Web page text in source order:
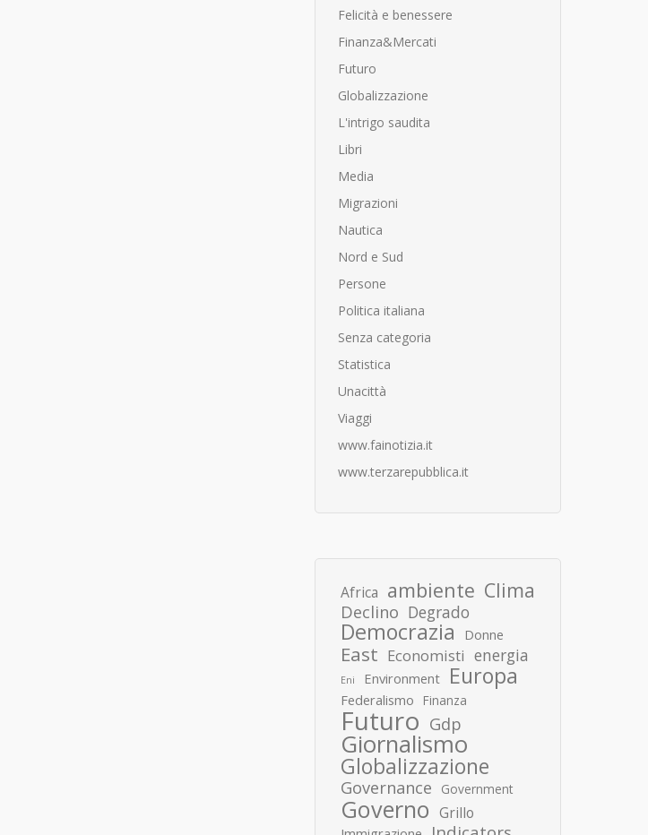
Felicità e benessere
Finanza&Mercati
Futuro
Globalizzazione
L'intrigo saudita
Libri
Media
Migrazioni
Nautica
Nord e Sud
Persone
Politica italiana
Senza categoria
Statistica
Unacittà
Viaggi
www.fainotizia.it
www.terzarepubblica.it
Africa ambiente Clima
Declino Degrado
Democrazia Donne
East Economisti energia
Eni Environment Europa
Federalismo Finanza
Futuro Gdp
Giornalismo
Globalizzazione
Governance Government
Governo Grillo